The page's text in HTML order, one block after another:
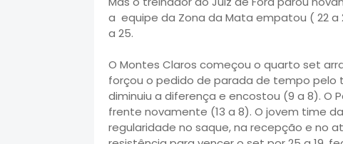
a equipe da Zona da Mata empatou ( 22 a
a 25.
O Montes Claros começou o quarto set
forçou o pedido de parada de tempo pelo
diminuiu a diferença e encostou (9 a 8). O
frente novamente (13 a 8). O jovem time
regularidade no saque, na recepção e no